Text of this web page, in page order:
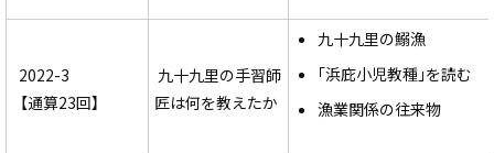
2022-3
【通算23回】
九十九里の手習師
匠は何を教えたか
九十九里の鰯漁
｢浜庇小児教種｣を読む
漁業関係の往来物